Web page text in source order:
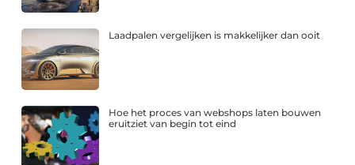
Laadpalen vergelijken is makkelijker dan ooit
Hoe het proces van webshops laten bouwen
eruitziet van begin tot eind